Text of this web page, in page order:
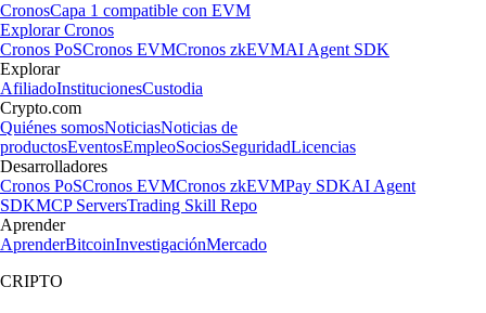
CronosCapa 1 compatible con EVM
Explorar Cronos
Cronos PoSCronos EVMCronos zkEVMAI Agent SDK
Explorar
AfiliadoInstitucionesCustodia
Crypto.com
Quiénes somosNoticiasNoticias de
productosEventosEmpleoSociosSeguridadLicencias
Desarrolladores
Cronos PoSCronos EVMCronos zkEVMPay SDKAI Agent
SDKMCP ServersTrading Skill Repo
Aprender
AprenderBitcoinInvestigaciónMercado
CRIPTO